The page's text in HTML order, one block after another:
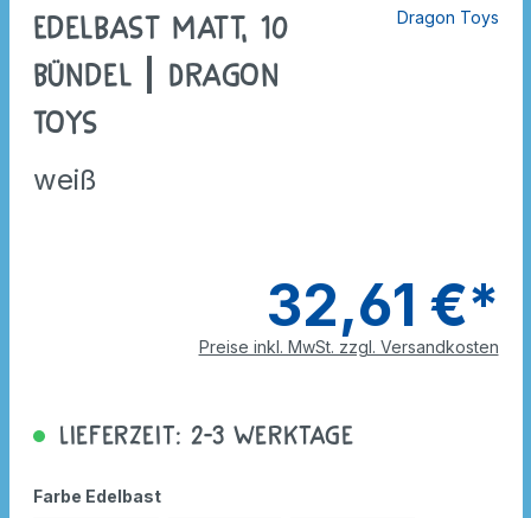
Edelbast matt, 10
Bündel | Dragon
Toys
weiß
Dragon Toys
32,61 €*
Preise inkl. MwSt. zzgl. Versandkosten
Lieferzeit: 2-3 Werktage
Farbe Edelbast